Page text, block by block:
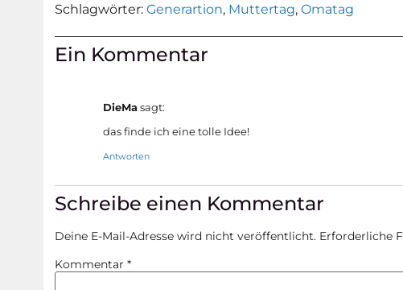
Schlagwörter:Generartion, Muttertag,Omatag
Ein Kommentar
DieMa sagt:
das finde ich eine tolle Idee!
Antworten
Schreibe einen Kommentar
Deine E-Mail-Adresse wird nicht veröffentlicht. Erforderliche
Kommentar*